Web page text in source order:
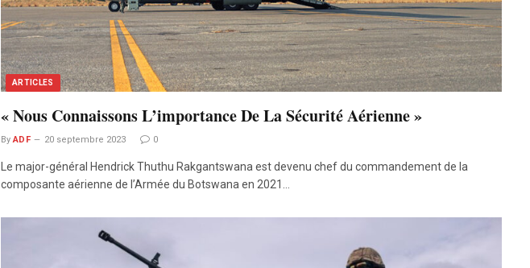
ARTICLES
« Nous Connaissons L’importance De La Sécurité Aérienne »
By ADF 20 septembre 2023 0
Le major-général Hendrick Thuthu Rakgantswana est devenu chef du commandement de la
composante aérienne de l’Armée du Botswana en 2021…